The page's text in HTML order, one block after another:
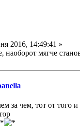
2016, 14:49:41 »
наоборот мягче
за чем, тот от того и